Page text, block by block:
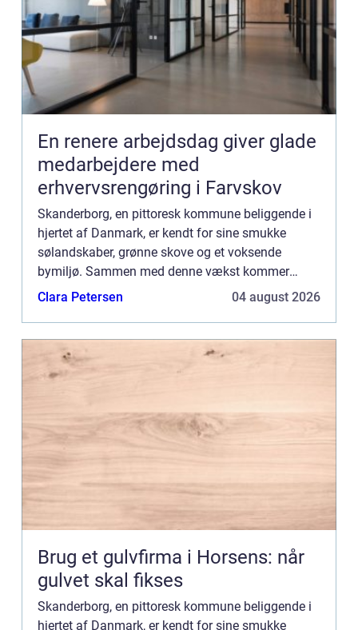
En renere arbejdsdag giver glade
medarbejdere med
erhvervsrengøring i Farvskov
Skanderborg, en pittoresk kommune beliggende i
hjertet af Danmark, er kendt for sine smukke
sølandskaber, grønne skove og et voksende
bymiljø. Sammen med denne vækst kommer
behovet for kvalificerede VVS-installatører, der kan
Clara Petersen 04 august 2026
Brug et gulvfirma i Horsens: når
gulvet skal fikses
Skanderborg, en pittoresk kommune beliggende i
hjertet af Danmark, er kendt for sine smukke